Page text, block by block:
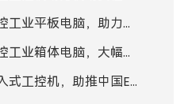
源控案例 | 源控工业平板电脑，助力企业数字化工厂建设
源控案例 | 源控工业箱体电脑，大幅提升AOI检测设备稳定性
源控案例 | 嵌入式工控机，助推中国ETC勃兴